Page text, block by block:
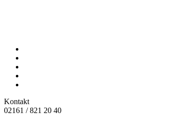
Kontakt
02161 / 821 20 40